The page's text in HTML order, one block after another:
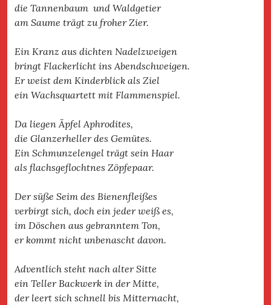
die Tannenbaum und Waldgetier
am Saume trägt zu froher Zier.
Ein Kranz aus dichten Nadelzweigen
bringt Flackerlicht ins Abendschweigen.
Er weist dem Kinderblick als Ziel
ein Wachsquartett mit Flammenspiel.
Da liegen Äpfel Aphrodites,
die Glanzerheller des Gemütes.
Ein Schmunzelengel trägt sein Haar
als flachsgeflochtnes Zöpfepaar.
Der süße Seim des Bienenfleißes
verbirgt sich, doch ein jeder weiß es,
im Döschen aus gebranntem Ton,
er kommt nicht unbenascht davon.
Adventlich steht nach alter Sitte
ein Teller Backwerk in der Mitte,
der leert sich schnell bis Mitternacht,